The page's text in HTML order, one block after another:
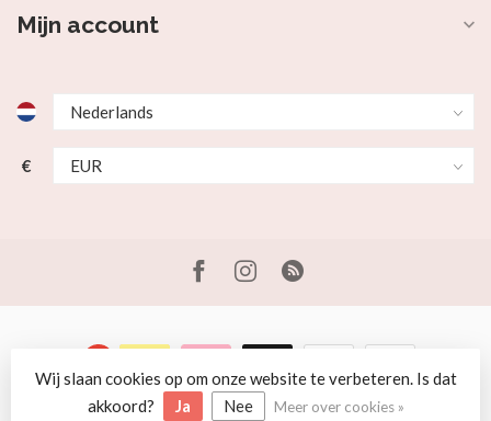
Mijn account
€
© Copyright 2026 Beer en Schaap
Wij slaan cookies op om onze website te verbeteren. Is dat
akkoord?
Ja Nee Meer over cookies »